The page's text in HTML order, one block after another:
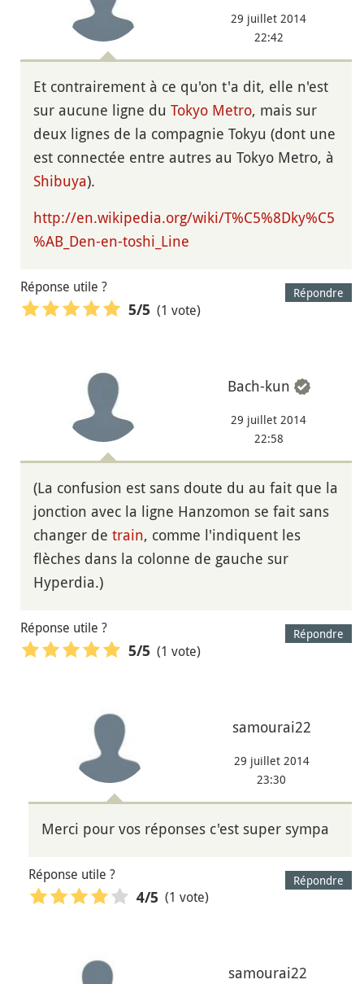
29 juillet 2014
22:42
Et contrairement à ce qu'on t'a dit, elle n'est
sur aucune ligne du Tokyo Metro, mais sur
deux lignes de la compagnie Tokyu (dont une
est connectée entre autres au Tokyo Metro, à
Shibuya).
http://en.wikipedia.org/wiki/T%C5%8Dky%C5
%AB_Den-en-toshi_Line
Répondre
Réponse utile ?
5/5 (1 vote)
Bach-kun
29 juillet 2014
22:58
(La confusion est sans doute du au fait que la
jonction avec la ligne Hanzomon se fait sans
changer de train, comme l'indiquent les
flèches dans la colonne de gauche sur
Hyperdia.)
Répondre
Réponse utile ?
5/5 (1 vote)
samourai22
29 juillet 2014
23:30
Merci pour vos réponses c'est super sympa
Répondre
Réponse utile ?
4/5 (1 vote)
samourai22